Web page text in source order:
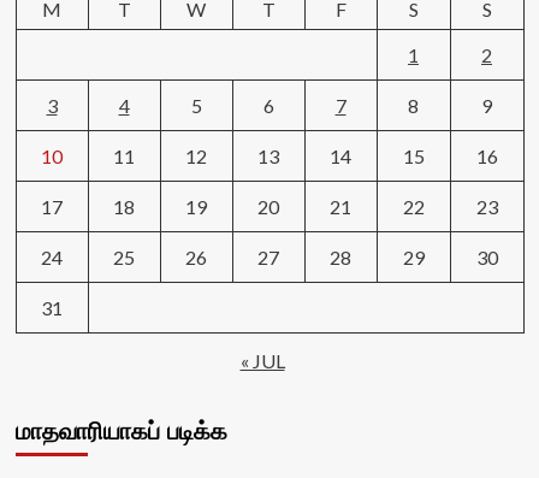
M
T W T F S
S
1
2
3 4 5 6 7 8 9
10 11 12 13 14 15 16
17 18 19 20 21 22 23
24 25 26 27 28 29 30
31
« JUL
மாதவாரியாகப் படிக்க